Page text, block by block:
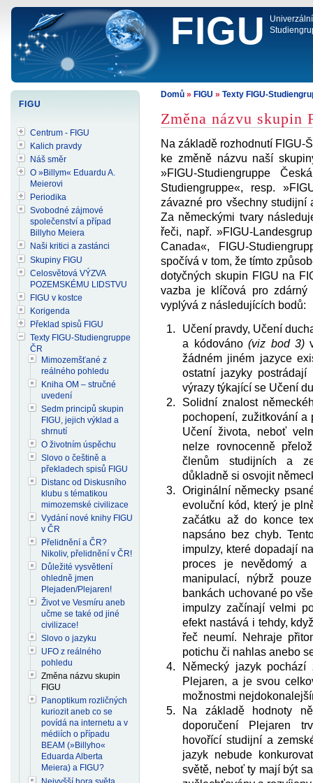
FIGU
Domů » FIGU » Texty FIGU-
Změna názvu skupin
Na základě rozhodnutí FIGU-
ke změně názvu naší
»FIGU-Studiengruppe
Studiengruppe«, resp.
závazné pro všechny studijní
Za německými tvary
řeči, např. »FIGU-
Canada«, FIGU-
spočívá v tom, že tímto
dotyčných skupin FIGU na
vazba je klíčová pro
vyplývá z následujících bodů:
Učení pravdy, Učení
a kódováno(viz bod 3)v
žádném jiném jazyce
ostatní jazyky
výrazy týkající se Učení
Solidní znalost
pochopení, zužitkování a
Učení života, neboť
nelze rovnocenně
členům studijních a
důkladně si osvojit
Originální německy
evoluční kód, který je
začátku až do konce
napsáno bez chyb.
impulzy, které dopadají
proces je nevědomý
manipulací, nýbrž
bankách uchované po
impulzy začínají velmi
efekt nastává i tehdy,
řeč neumí. Nehraje
potichu či nahlas anebo
Německý jazyk
Plejaren, a je svou
možnostmi
Na základě hodnoty
doporučení Plejaren
hovořící studijní a
jazyk nebude
světě, neboť ty mají být
FIGU
Centrum - FIGU
Kalich pravdy
Náš směr
O »Billym« Eduardu A.
Meierovi
Periodika
Svobodné zájmové
společenství a případ
Billyho Meiera
Naši kritici a zastánci
Skupiny FIGU
Celosvětová VÝZVA
POZEMSKÉMU LIDSTVU
FIGU v kostce
Korigenda
Překlad spisů FIGU
Texty FIGU-Studiengruppe
ČR
Mimozemšťané z
reálného pohledu
Kniha OM – stručné
uvedení
Sedm principů skupin
FIGU, jejich výklad a
shrnutí
O životním úspěchu
Slovo o češtině a
překladech spisů FIGU
Distanc od Diskusního
klubu s tématikou
mimozemské civilizace
Vydání nové knihy FIGU
v ČR
Přelidnění a ČR?
Nikoliv, přelidnění v ČR!
Důležité vysvětlení
ohledně jmen
Plejaden/Plejaren!
Život ve Vesmíru aneb
učme se také od jiné
civilizace!
Slovo o jazyku
UFO z reálného
pohledu
Změna názvu skupin
FIGU
Panoptikum rozličných
kuriozit aneb co se
povídá na internetu a v
médiích o případu
BEAM (»Billyho«
Eduarda Alberta
Meiera) a FIGU?